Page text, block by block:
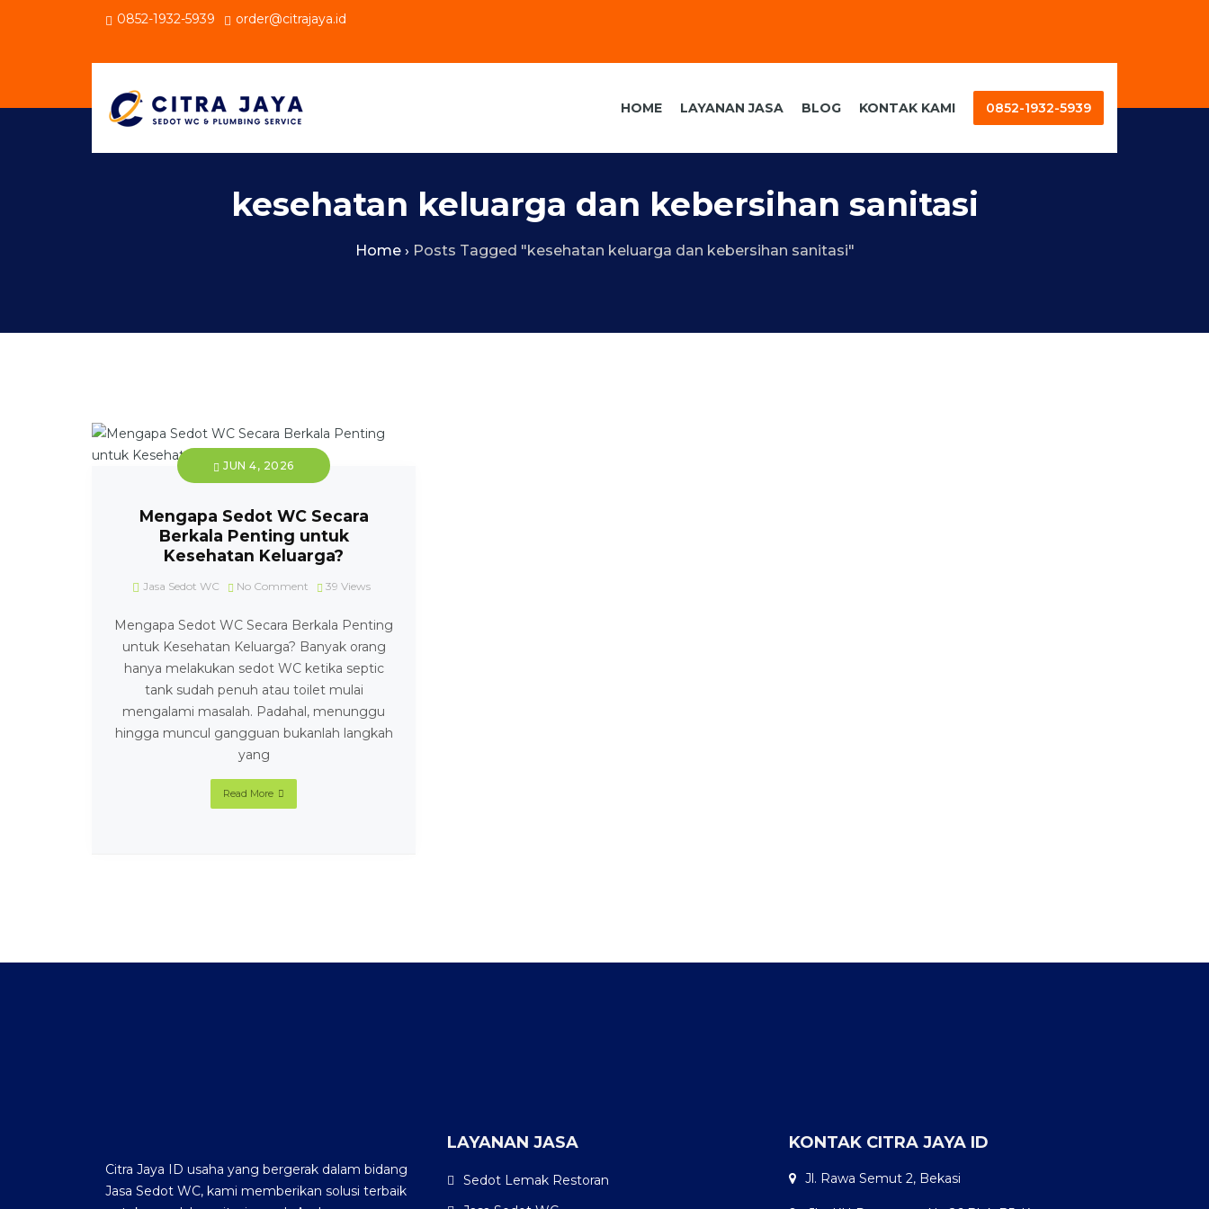
0852-1932-5939 order@citrajaya.id
HOME LAYANAN JASA BLOG KONTAK KAMI 0852-1932-5939
kesehatan keluarga dan kebersihan sanitasi
Home› Posts Tagged "kesehatan keluarga dan kebersihan sanitasi"
JUN 4, 2026
Mengapa Sedot WC Secara
Berkala Penting untuk
Kesehatan Keluarga?
Jasa Sedot WC No Comment 39 Views
Mengapa Sedot WC Secara Berkala Penting
untuk Kesehatan Keluarga? Banyak orang
hanya melakukan sedot WC ketika septic
tank sudah penuh atau toilet mulai
mengalami masalah. Padahal, menunggu
hingga muncul gangguan bukanlah langkah
yang
Read More
Citra Jaya ID usaha yang bergerak dalam bidang
Jasa Sedot WC, kami memberikan solusi terbaik
LAYANAN JASA
Sedot Lemak Restoran
KONTAK CITRA JAYA ID
Jl. Rawa Semut 2, Bekasi